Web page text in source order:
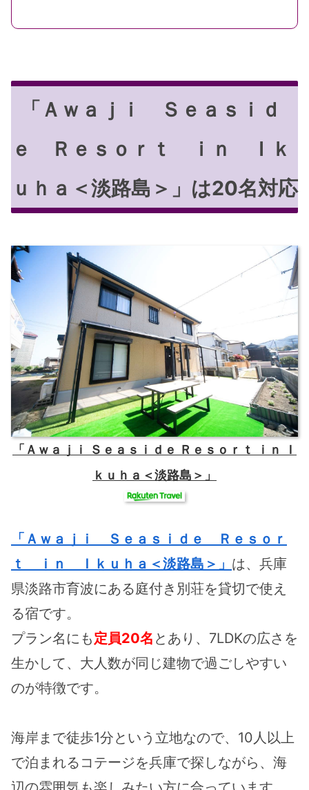
「Ａｗａｊｉ Ｓｅａｓｉｄ
ｅ Ｒｅｓｏｒｔ ｉｎ Ｉｋ
ｕｈａ＜淡路島＞」は20名対応
「Ａｗａｊｉ Ｓｅａｓｉｄｅ Ｒｅｓｏｒｔ ｉｎ Ｉ
ｋｕｈａ＜淡路島＞」
「Ａｗａｊｉ Ｓｅａｓｉｄｅ Ｒｅｓｏｒ
ｔ ｉｎ Ｉｋｕｈａ＜淡路島＞」 は、兵庫
県淡路市育波にある庭付き別荘を貸切で使え
る宿です。
プラン名にも定員20名 とあり、7LDKの広さを
生かして、大人数が同じ建物で過ごしやすい
のが特徴です。
海岸まで徒歩1分という立地なので、10人以上
で泊まれるコテージを兵庫で探しながら、海